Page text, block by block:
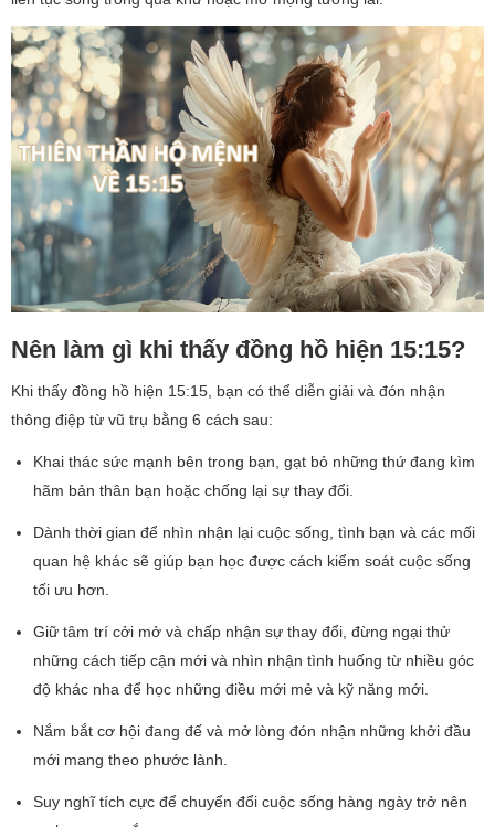
Nên làm gì khi thấy đồng hồ hiện 15:15?
Khi thấy đồng hồ hiện 15:15, bạn có thể diễn giải và đón nhận
thông điệp từ vũ trụ bằng 6 cách sau:
Khai thác sức mạnh bên trong bạn, gạt bỏ những thứ đang kìm
hãm bản thân bạn hoặc chống lại sự thay đổi.
Dành thời gian để nhìn nhận lại cuộc sống, tình bạn và các mối
quan hệ khác sẽ giúp bạn học được cách kiểm soát cuộc sống
tối ưu hơn.
Giữ tâm trí cởi mở và chấp nhận sự thay đổi, đừng ngại thử
những cách tiếp cận mới và nhìn nhận tình huống từ nhiều góc
độ khác nha để học những điều mới mẻ và kỹ năng mới.
Nắm bắt cơ hội đang đế và mở lòng đón nhận những khởi đầu
mới mang theo phước lành.
Suy nghĩ tích cực để chuyển đổi cuộc sống hàng ngày trở nên